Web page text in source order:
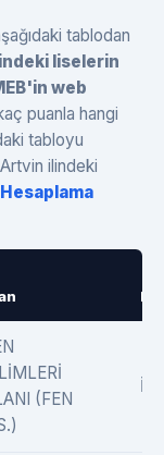
tablodan
liselerin
web
puanla hangi
tabloyu
ilindeki
Dil
(FEN